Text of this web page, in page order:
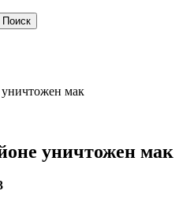
мак
уничтожен мак